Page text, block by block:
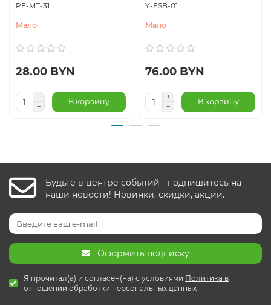
PF-MT-31
Мало
28.00 BYN
В корзину
Y-FSB-01
Мало
76.00 BYN
В корзину
Будьте в центре событий - подпишитесь на
наши новости! Новинки, скидки, акции.
Оформить подписку
Я прочитал(а) и согласен(на) с условиями Политика в
отношении обработки персональных данных